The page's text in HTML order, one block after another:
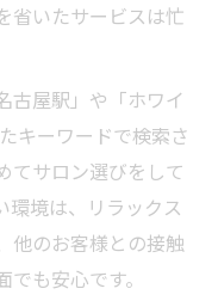
省いたサービスは忙
屋駅」や「ホワイ
キーワードで検索さ
てサロン選びをして
環境は、リラックス
他のお客様との接触
も安心です。